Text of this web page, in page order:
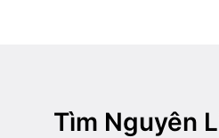
Tìm Nguyên